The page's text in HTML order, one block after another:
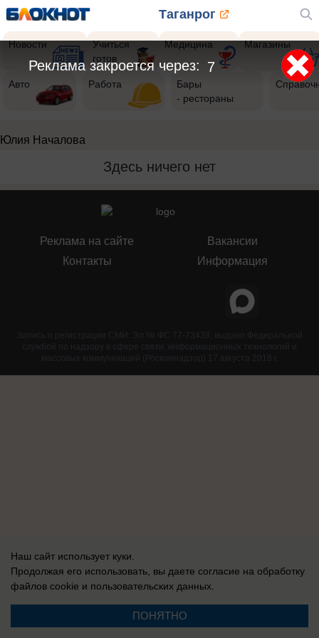
Таганрог
Новости
Учиться
готов
Медицина Магазины
Авто Работа
Бары
- рестораны
Юлия Началова
Здесь ничего нет
Реклама на сайте
Контакты
Вакансии
Информация
Запись о регистрации СМИ: Эл № ФС 77-73438, выдано Федеральной
службой по надзору в сфере связи, информационных технологий и
массовых коммуникаций (Роскомнадзор) 17 августа 2018 г.
Наш сайт использует куки.
Продолжая его использовать, вы даете согласие на обработку
файлов cookie и пользовательских данных.
ПОНЯТНО
7
Реклама закроется через: